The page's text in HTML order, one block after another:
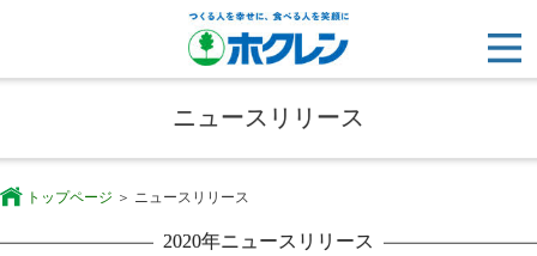
ニュースリリース
トップページ ニュースリリース
2020年ニュースリリース